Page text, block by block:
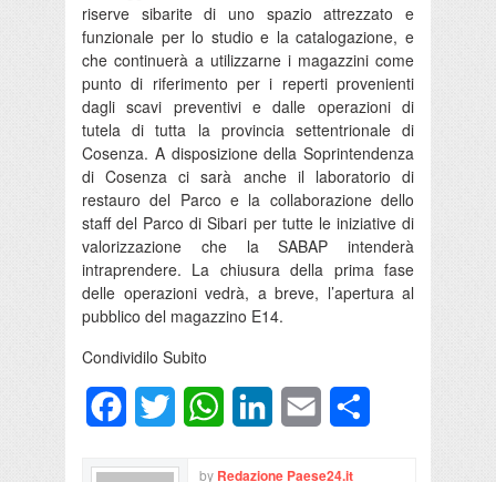
riserve sibarite di uno spazio attrezzato e
funzionale per lo studio e la catalogazione, e
che continuerà a utilizzarne i magazzini come
punto di riferimento per i reperti provenienti
dagli scavi preventivi e dalle operazioni di
tutela di tutta la provincia settentrionale di
Cosenza. A disposizione della Soprintendenza
di Cosenza ci sarà anche il laboratorio di
restauro del Parco e la collaborazione dello
staff del Parco di Sibari per tutte le iniziative di
valorizzazione che la SABAP intenderà
intraprendere. La chiusura della prima fase
delle operazioni vedrà, a breve, l’apertura al
pubblico del magazzino E14.
Condividilo Subito
FacebookTwitter WhatsAppLinkedInEmail
by Redazione Paese24.it